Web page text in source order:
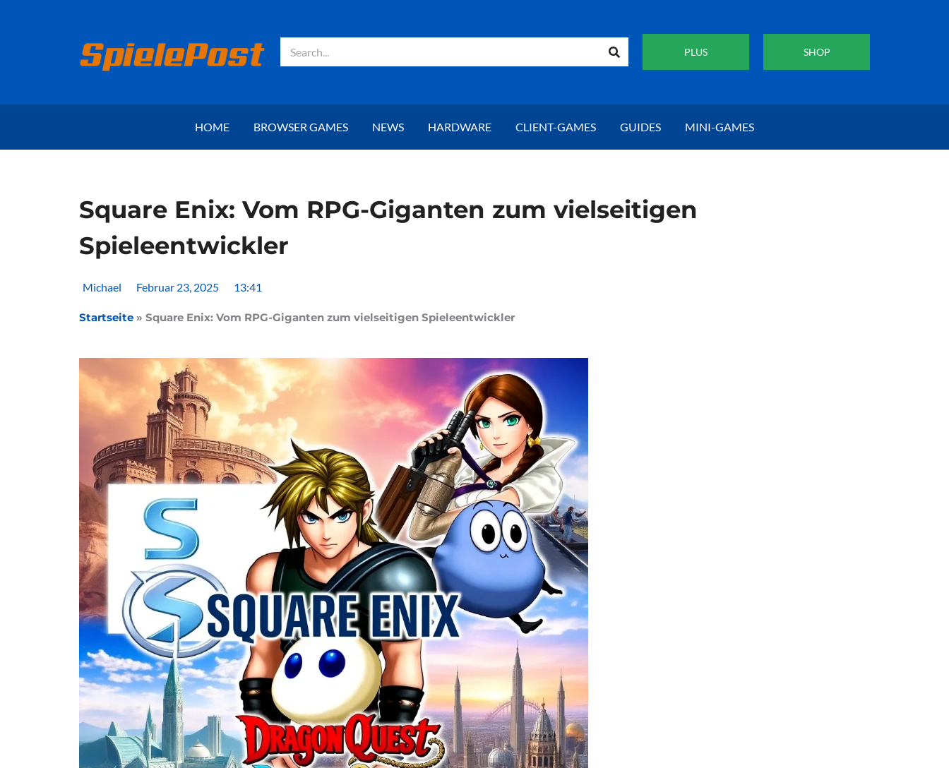
Suche PLUS SHOP
HOME BROWSER GAMES NEWS HARDWARE CLIENT-GAMES GUIDES MINI-GAMES
Square Enix: Vom RPG-Giganten zum vielseitigen
Spieleentwickler
Michael Februar 23, 2025 13:41
Startseite » Square Enix: Vom RPG-Giganten zum vielseitigen Spieleentwickler